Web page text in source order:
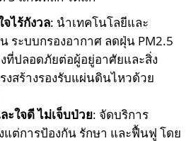
ไร้กังวล: นำเทคโนโลยีและ
ระบบกรองอากาศ ลดฝุ่น PM2.5
ที่ปลอดภัยต่อผู้อยู่อาศัยและสิ่ง
งสร้างรองรับแผ่นดินไหวด้วย
ใจดี ไม่เจ็บป่วย: จัดบริการ
แต่การป้องกัน รักษา และฟื้นฟู โดย